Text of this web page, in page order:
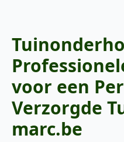
voor een
Verzorgde
marc.be